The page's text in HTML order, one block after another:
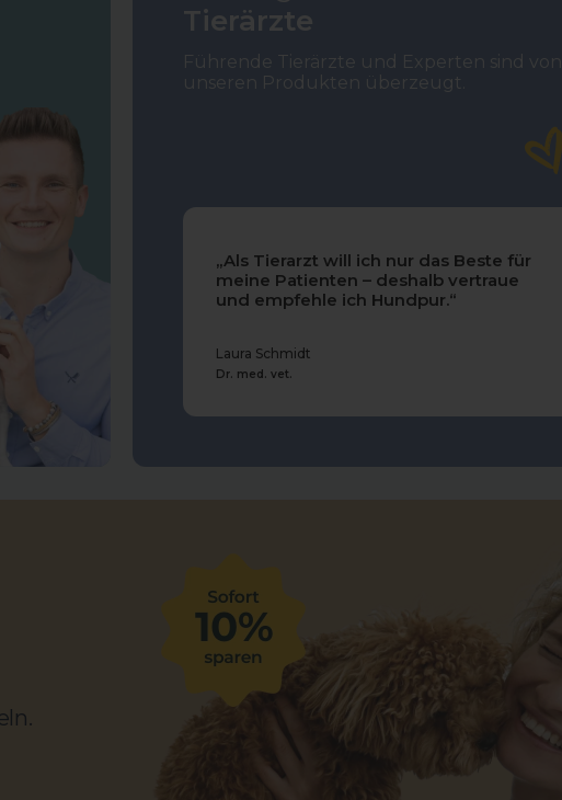
Tierärzte
Führende Tierärzte und Experten sind von
unseren Produkten überzeugt.
„Als Tierarzt will ich nur das Beste für
meine Patienten – deshalb vertraue
und empfehle ich Hundpur.“
Laura Schmidt
Dr. med. vet.